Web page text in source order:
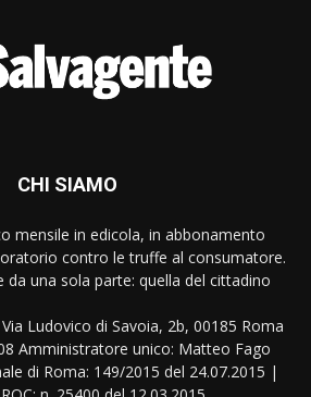
CHI SIAMO
mensile in edicola, in abbonamento
contro le truffe al consumatore.
da una sola parte: quella del cittadino
Ludovico di Savoia, 2b, 00185 Roma
Amministratore unico: Matteo Fago
di Roma: 149/2015 del 24.07.2015 |